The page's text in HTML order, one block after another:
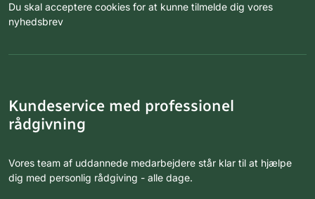
Du skal acceptere cookies for at kunne tilmelde dig vores
nyhedsbrev
Kundeservice med professionel
rådgivning
Vores team af uddannede medarbejdere står klar til at hjælpe
dig med personlig rådgiving - alle dage.